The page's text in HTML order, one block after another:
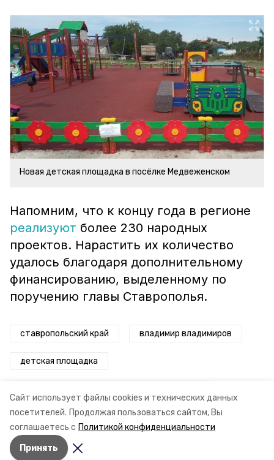
Сайт использует файлы cookies и технических данных
посетителей. Продолжая пользоваться сайтом, Вы
соглашаетесь с Политикой конфиденциальности
Принять
Новая детская площадка в посёлке Медвеженском
Напомним, что к концу года в регионе
реализуют более 230 народных
проектов. Нарастить их количество
удалось благодаря дополнительному
финансированию, выделенному по
поручению главы Ставрополья.
ставропольский край владимир владимиров
детская площадка
минфин ск
Авторы: Анастасия Колмыкова